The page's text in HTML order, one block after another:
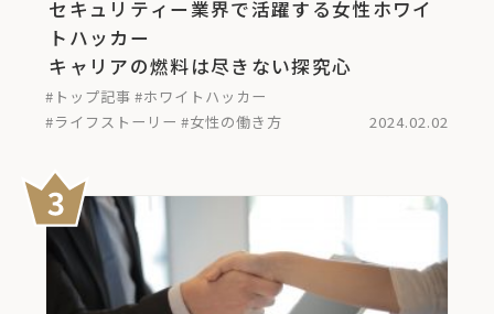
セキュリティー業界で活躍する女性ホワイ
トハッカー
キャリアの燃料は尽きない探究心
#トップ記事 #ホワイトハッカー
#ライフストーリー #女性の働き方 2024.02.02